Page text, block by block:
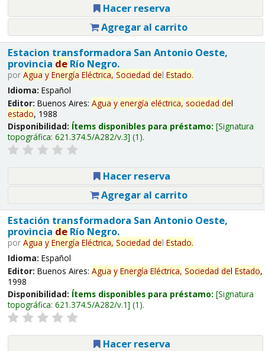
Hacer reserva
Agregar al carrito
Estacion transformadora San Antonio Oeste,
provincia deRío Negro.
por Agua y Energía Eléctrica, Sociedad del Estado.
Idioma: Español
Editor: Buenos Aires: Agua y energía eléctrica, sociedad del
estado, 1988
Disponibilidad: Ítems disponibles para préstamo: Signatura
topográfica: 621.374.5/A282/v.3 (1).
Hacer reserva
Agregar al carrito
Estación transformadora San Antonio Oeste,
provincia deRío Negro.
por Agua y Energía Eléctrica, Sociedad del Estado.
Idioma: Español
Editor: Buenos Aires: Agua y Energía Eléctrica, Sociedad del Estado,
1998
Disponibilidad: Ítems disponibles para préstamo: Signatura
topográfica: 621.374.5/A282/v.1 (1).
Hacer reserva